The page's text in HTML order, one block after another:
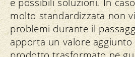
molto standardizzata non
problemi durante il
apporta un valore aggiunto